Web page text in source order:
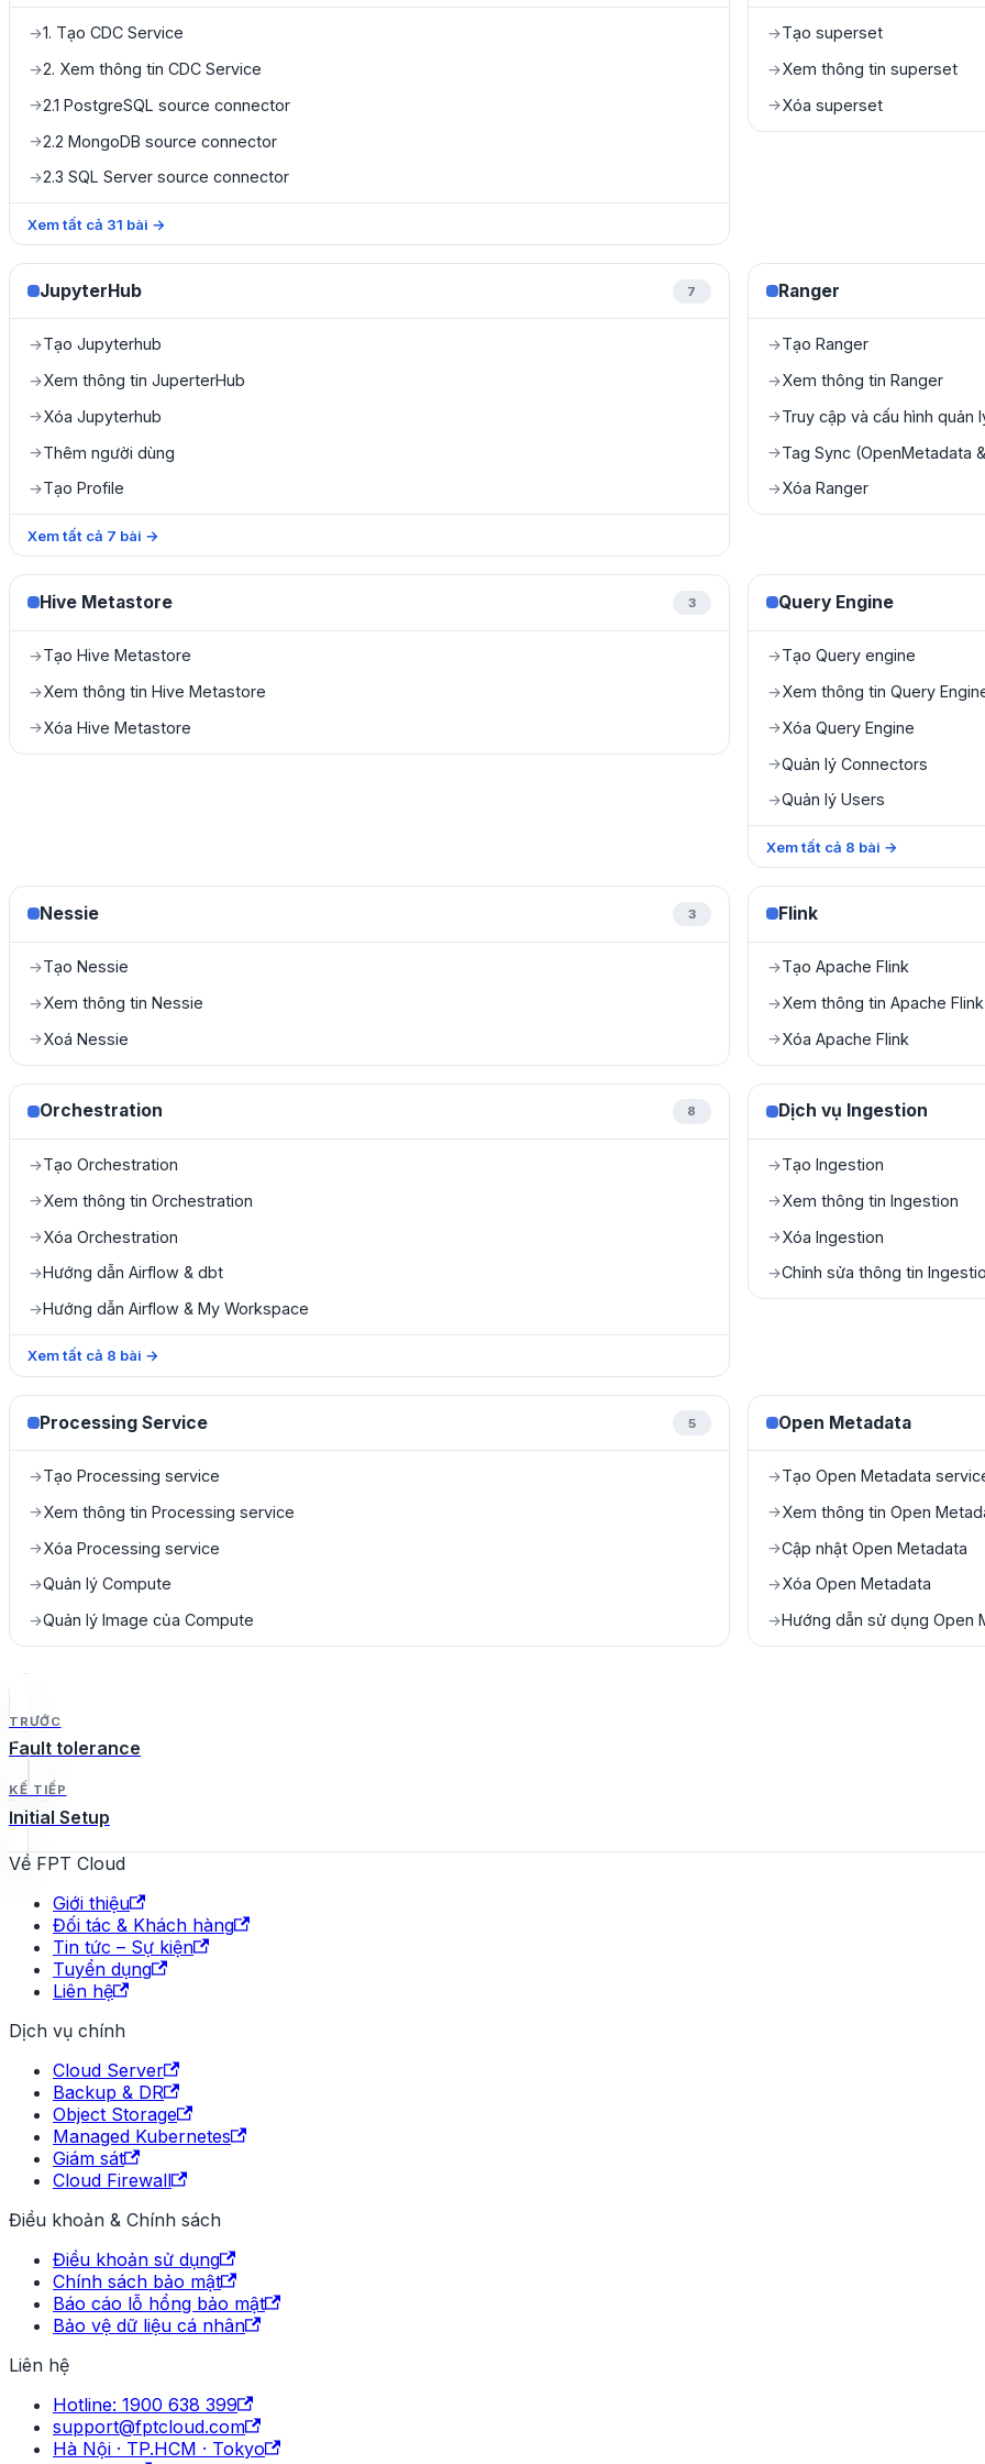
→1. Tạo CDC Service
→2. Xem thông tin CDC Service
→2.1 PostgreSQL source connector
→2.2 MongoDB source connector
→2.3 SQL Server source connector
Xem tất cả 31 bài →
→Tạo superset
→Xem thông tin superset
→Xóa superset
JupyterHub 7
→Tạo Jupyterhub
→Xem thông tin JuperterHub
→Xóa Jupyterhub
→Thêm người dùng
→Tạo Profile
Xem tất cả 7 bài →
Ranger
→Tạo Ranger
→Xem thông tin Ranger
→Truy cập và cấu hình quản
→Tag Sync (OpenMetadata
→Xóa Ranger
Hive Metastore 3
→Tạo Hive Metastore
→Xem thông tin Hive Metastore
→Xóa Hive Metastore
Query Engine
→Tạo Query engine
→Xem thông tin Query
→Xóa Query Engine
→Quản lý Connectors
→Quản lý Users
Xem tất cả 8 bài →
Nessie 3
→Tạo Nessie
→Xem thông tin Nessie
→Xoá Nessie
Flink
→Tạo Apache Flink
→Xem thông tin Apache Flink
→Xóa Apache Flink
Orchestration 8
→Tạo Orchestration
→Xem thông tin Orchestration
→Xóa Orchestration
→Hướng dẫn Airflow & dbt
→Hướng dẫn Airflow & My Workspace
Xem tất cả 8 bài →
Dịch vụ Ingestion
→Tạo Ingestion
→Xem thông tin Ingestion
→Xóa Ingestion
→Chỉnh sửa thông tin
Processing Service 5
→Tạo Processing service
→Xem thông tin Processing service
→Xóa Processing service
→Quản lý Compute
→Quản lý Image của Compute
Open Metadata
→Tạo Open Metadata
→Xem thông tin Open
→Cập nhật Open Metadata
→Xóa Open Metadata
→Hướng dẫn sử dụng Open
TRƯỚC
Fault tolerance
KẾ TIẾP
Initial Setup
Về FPT Cloud
Giới thiệu
Đối tác & Khách hàng
Tin tức – Sự kiện
Tuyển dụng
Liên hệ
Dịch vụ chính
Cloud Server
Backup & DR
Object Storage
Managed Kubernetes
Giám sát
Cloud Firewall
Điều khoản & Chính sách
Điều khoản sử dụng
Chính sách bảo mật
Báo cáo lỗ hổng bảo mật
Bảo vệ dữ liệu cá nhân
Liên hệ
Hotline: 1900 638 399
support@fptcloud.com
Hà Nội · TP.HCM · Tokyo